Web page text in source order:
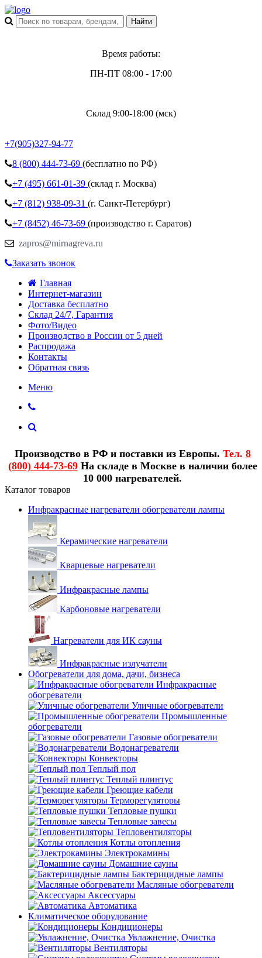
Время работы:
ПН-ПТ 08:00 - 17:00
Склад 9:00-18:00 (мск)
+7(905)327-94-77
8 (800) 444-73-69 (бесплатно по РФ)
+7 (495) 661-01-39 (склад г. Москва)
+7 (812) 938-09-31 (г. Санкт-Петербург)
+7 (8452) 46-73-69 (производство г. Саратов)
zapros@mirnagreva.ru
Заказать звонок
Главная
Интернет-магазин
Доставка бесплатно
Склад 24/7, Гарантия
Фото/Видео
Производство в России от 5 дней
Распродажа
Контакты
Обратная связь
Меню
Производство в РФ и поставки из Европы. Тел. 8
(800) 444-73-69На складе в Москве в наличии более
10 000 нагревателей.
Каталог товаров
Инфракрасные нагреватели обогреватели лампы
Керамические нагреватели
Кварцевые нагреватели
Инфракрасные лампы
Карбоновые нагреватели
Нагреватели для ИК сауны
Инфракрасные излучатели
Обогреватели для дома, дачи, бизнеса
Инфракрасные
обогреватели
Уличные обогреватели
Промышленные
обогреватели
Газовые обогреватели
Водонагреватели
Конвекторы
Теплый пол
Теплый плинтус
Греющие кабели
Терморегуляторы
Тепловые пушки
Тепловые завесы
Тепловентиляторы
Котлы отопления
Электрокамины
Домашние сауны
Бактерицидные лампы
Масляные обогреватели
Аксессуары
Автоматика
Климатическое оборудование
Кондиционеры
Увлажнение, Очистка
Вентиляторы